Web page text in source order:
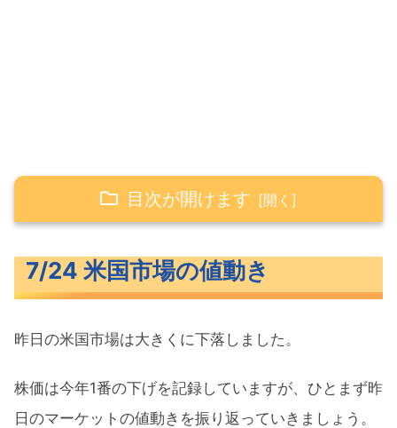
目次が開けます
米主要3指数の値動き
S&P500ヒートマップ
セクター別パフォーマンス
S&P500チャート分析
7/24 米国市場の値動き
昨日の米国市場は大きくに下落しました。
株価は今年1番の下げを記録していますが、ひとまず昨
日のマーケットの値動きを振り返っていきましょう。